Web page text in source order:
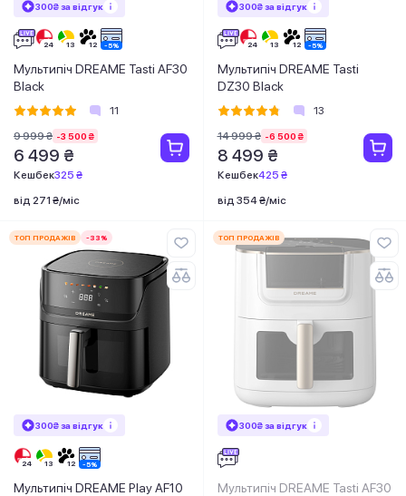
300₴ за відгук
Мультипіч DREAME Tasti AF30
Black
11
9 999 ₴ -3 500 ₴
6 499 ₴
Кешбек325 ₴
від 271 ₴/міс
300₴ за відгук
Мультипіч DREAME Tasti
DZ30 Black
13
14 999 ₴ -6 500 ₴
8 499 ₴
Кешбек425 ₴
від 354 ₴/міс
ТОП ПРОДАЖІВ -33%
300₴ за відгук
Мультипіч DREAME Play AF10
ТОП ПРОДАЖІВ
300₴ за відгук
Мультипіч DREAME Tasti AF30